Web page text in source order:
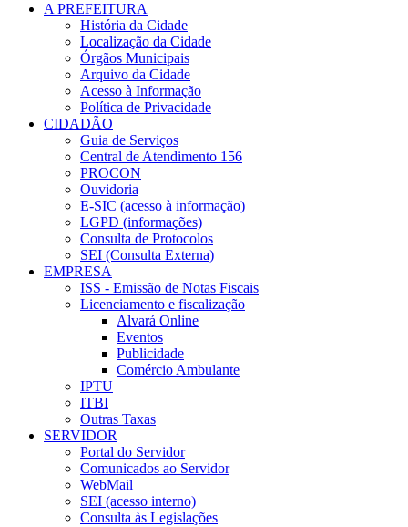
A PREFEITURA
História da Cidade
Localização da Cidade
Órgãos Municipais
Arquivo da Cidade
Acesso à Informação
Política de Privacidade
CIDADÃO
Guia de Serviços
Central de Atendimento 156
PROCON
Ouvidoria
E-SIC (acesso à informação)
LGPD (informações)
Consulta de Protocolos
SEI (Consulta Externa)
EMPRESA
ISS - Emissão de Notas Fiscais
Licenciamento e fiscalização
Alvará Online
Eventos
Publicidade
Comércio Ambulante
IPTU
ITBI
Outras Taxas
SERVIDOR
Portal do Servidor
Comunicados ao Servidor
WebMail
SEI (acesso interno)
Consulta às Legislações